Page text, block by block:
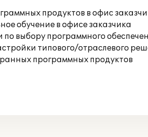
продуктов в офис
обучение в офисе заказчика
по выбору программного
типового/отраслевого
программных продуктов